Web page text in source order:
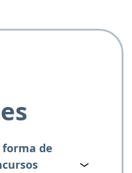
forma de